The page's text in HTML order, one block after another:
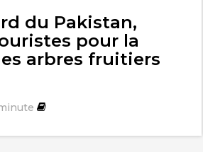
du Pakistan,
pour la
arbres fruitiers